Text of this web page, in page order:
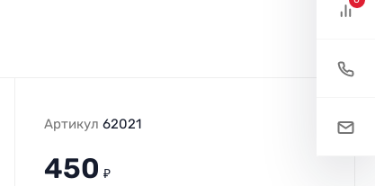
Артикул 62021
450 ₽